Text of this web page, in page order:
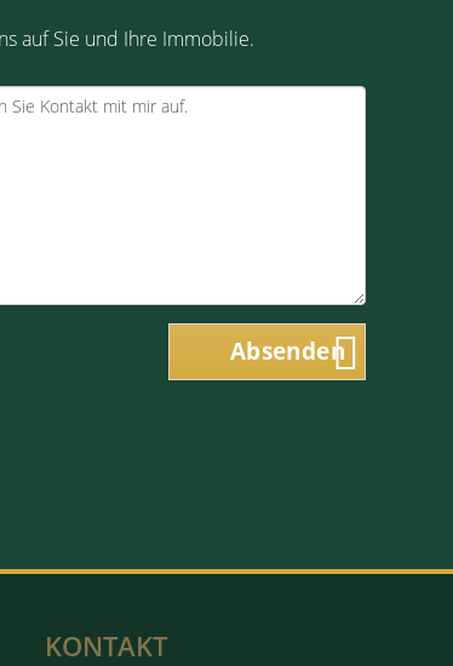
auf Sie und Ihre Immobilie.
Absenden
KONTAKT